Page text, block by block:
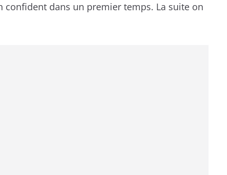
confident dans un premier temps. La suite on